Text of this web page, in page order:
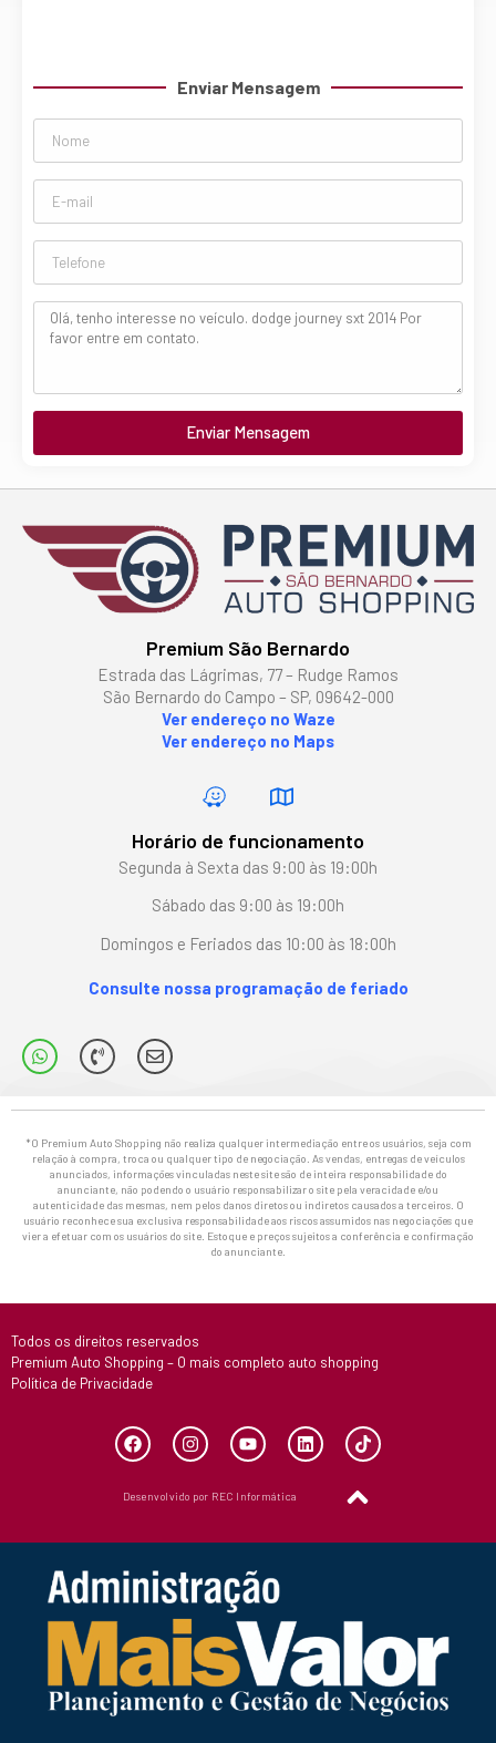
Enviar Mensagem
Enviar Mensagem
Premium São Bernardo
Estrada das Lágrimas, 77 – Rudge Ramos
São Bernardo do Campo – SP, 09642-000
Ver endereço no Waze
Ver endereço no Maps
Horário de funcionamento
Segunda à Sexta das 9:00 às 19:00h
Sábado das 9:00 às 19:00h
Domingos e Feriados das 10:00 às 18:00h
Consulte nossa programação de feriado
*O Premium Auto Shopping não realiza qualquer intermediação entre os usuários, seja com
relação à compra, troca ou qualquer tipo de negociação. As vendas, entregas de veículos
anunciados, informações vinculadas neste site são de inteira responsabilidade do
anunciante, não podendo o usuário responsabilizar o site pela veracidade e/ou
autenticidade das mesmas, nem pelos danos diretos ou indiretos causados a terceiros. O
usuário reconhece sua exclusiva responsabilidade aos riscos assumidos nas negociações que
vier a efetuar com os usuários do site. Estoque e preços sujeitos a conferência e confirmação
do anunciante.
Todos os direitos reservados
Premium Auto Shopping – O mais completo auto shopping
Política de Privacidade
Desenvolvido por REC Informática